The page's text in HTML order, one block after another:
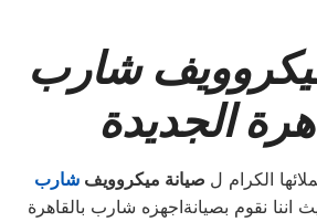
شارب
الجديدة
الكرام ل صيانة ميكروويفشارب
اننا نقوم بصيانةاجهزه شارب بالقاهرة